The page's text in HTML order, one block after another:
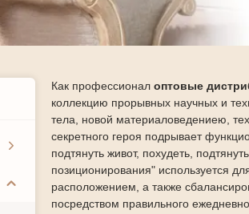
Как профессионал оптовые
коллекцию прорывных научных и
тела, новой материаловедениею,
секретного героя подрывает
подтянуть живот, похудеть,
позиционирования" используется
расположением, а также
посредством правильного